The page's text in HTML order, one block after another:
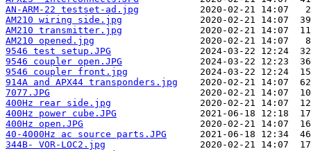
AN-ARM-22 testset-ad.jpg
AM210 wiring side.jpg
AM210 transmitter.jpg
AM210 opened.jpg
9546 test setup.JPG
9546 coupler open.JPG
9546 coupler front.jpg
914A and APX44 transponders.jpg
7077.JPG
400Hz rear side.jpg
400Hz power cube.JPG
400Hz open.JPG
40-4000Hz ac source parts.JPG
344B- VOR-LOC2.jpg